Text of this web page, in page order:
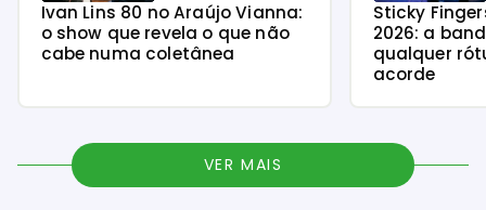
Ivan Lins 80 no Araújo Vianna:
o show que revela o que não
cabe numa coletânea
Sticky
2026: a
qualquer
acorde
VER MAIS